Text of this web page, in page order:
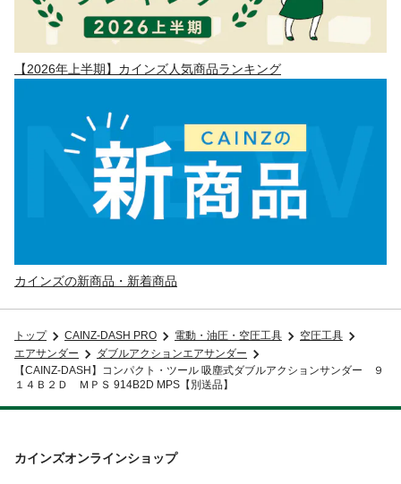
【2026年上半期】カインズ人気商品ランキング
カインズの新商品・新着商品
トップ CAINZ-DASH PRO 電動・油圧・空圧工具
空圧工具
エアサンダー
ダブルアクションエアサンダー
【CAINZ-DASH】コンパクト・ツール 吸塵式ダブルアクションサンダー ９
１４Ｂ２Ｄ ＭＰＳ 914B2D MPS【別送品】
カインズオンラインショップ